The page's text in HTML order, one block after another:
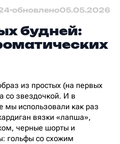
•обновлено05.05.2026
будней:
из простых (на первых
со звездочкой. И в
мы использовали как раз
вязки «лапша»,
черные шорты и
гольфы со схожим